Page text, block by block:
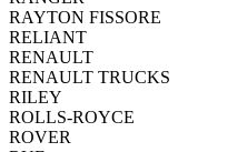
RAYTON FISSORE
RELIANT
RENAULT
RENAULT TRUCKS
RILEY
ROLLS-ROYCE
ROVER